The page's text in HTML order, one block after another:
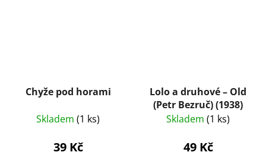
Chyže pod horami
Skladem (1 ks)
39 Kč
Lolo a druhové – Old
(Petr Bezruč) (1938)
Skladem (1 ks)
49 Kč